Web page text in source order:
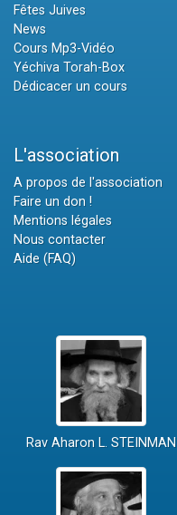
Fêtes Juives
News
Cours Mp3-Vidéo
Yéchiva Torah-Box
Dédicacer un cours
L'association
A propos de l'association
Faire un don !
Mentions légales
Nous contacter
Aide (FAQ)
Rav Aharon L. STEINMAN